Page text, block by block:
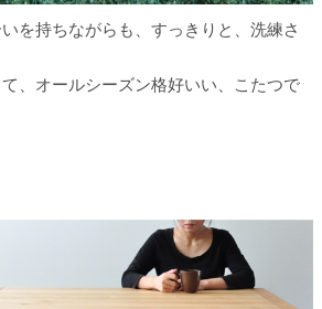
を持ちながらも、すっきりと、洗練さ
、オールシーズン格好いい、こたつで